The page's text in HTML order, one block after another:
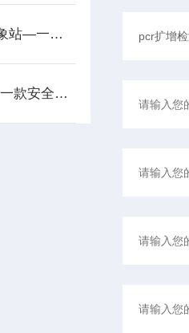
农业大棚环境监测气象站—一款降低应急成本的农业环境监测气象站2025+派+送
道路能见度监测设备-一款安全出行守护的隧道能见度监测设备2024全+境+派+送